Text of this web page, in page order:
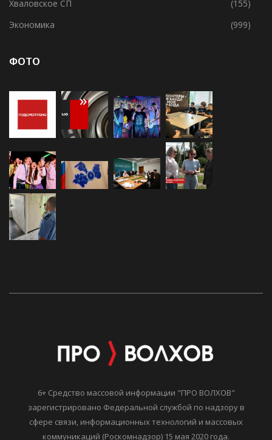
Усадищенское СП
(138)
Хваловское СП
(155)
6+ Средство массовой информации "ПРО ВОЛХОВ"
зарегистрировано Федеральной службой по надзору в